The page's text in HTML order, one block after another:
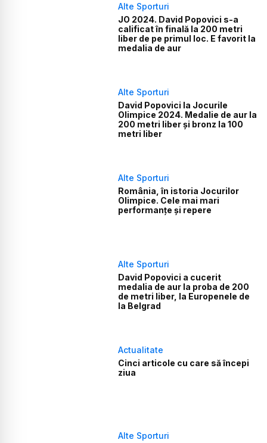
Alte Sporturi
JO 2024. David Popovici s-a
calificat în finală la 200 metri
liber de pe primul loc. E favorit la
medalia de aur
Alte Sporturi
David Popovici la Jocurile
Olimpice 2024. Medalie de aur la
200 metri liber și bronz la 100
metri liber
Alte Sporturi
România, în istoria Jocurilor
Olimpice. Cele mai mari
performanțe și repere
Alte Sporturi
David Popovici a cucerit
medalia de aur la proba de 200
de metri liber, la Europenele de
la Belgrad
Actualitate
Cinci articole cu care să începi
ziua
Alte Sporturi